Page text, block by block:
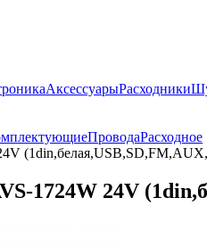
АксессуарыРасходники
ПроводаРасходное
1724W 24V